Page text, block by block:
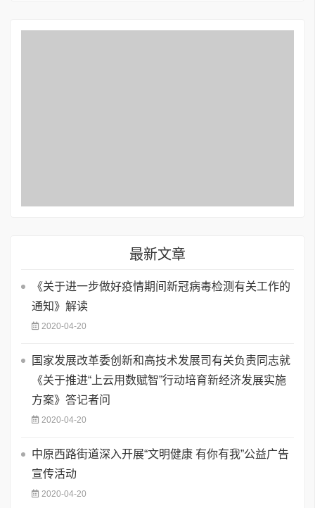
最新文章
《关于进一步做好疫情期间新冠病毒检测有关工作的
通知》解读
2020-04-20
国家发展改革委创新和高技术发展司有关负责同志就
《关于推进“上云用数赋智”行动培育新经济发展实施
方案》答记者问
2020-04-20
中原西路街道深入开展“文明健康 有你有我”公益广告
宣传活动
2020-04-20